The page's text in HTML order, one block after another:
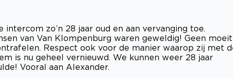
zo’n 28 jaar oud en aan vervanging toe.
van Van Klompenburg waren geweldig! Geen
Respect ook voor de manier waarop zij met
is nu geheel vernieuwd. We kunnen weer 28 jaar
Vooral aan Alexander.